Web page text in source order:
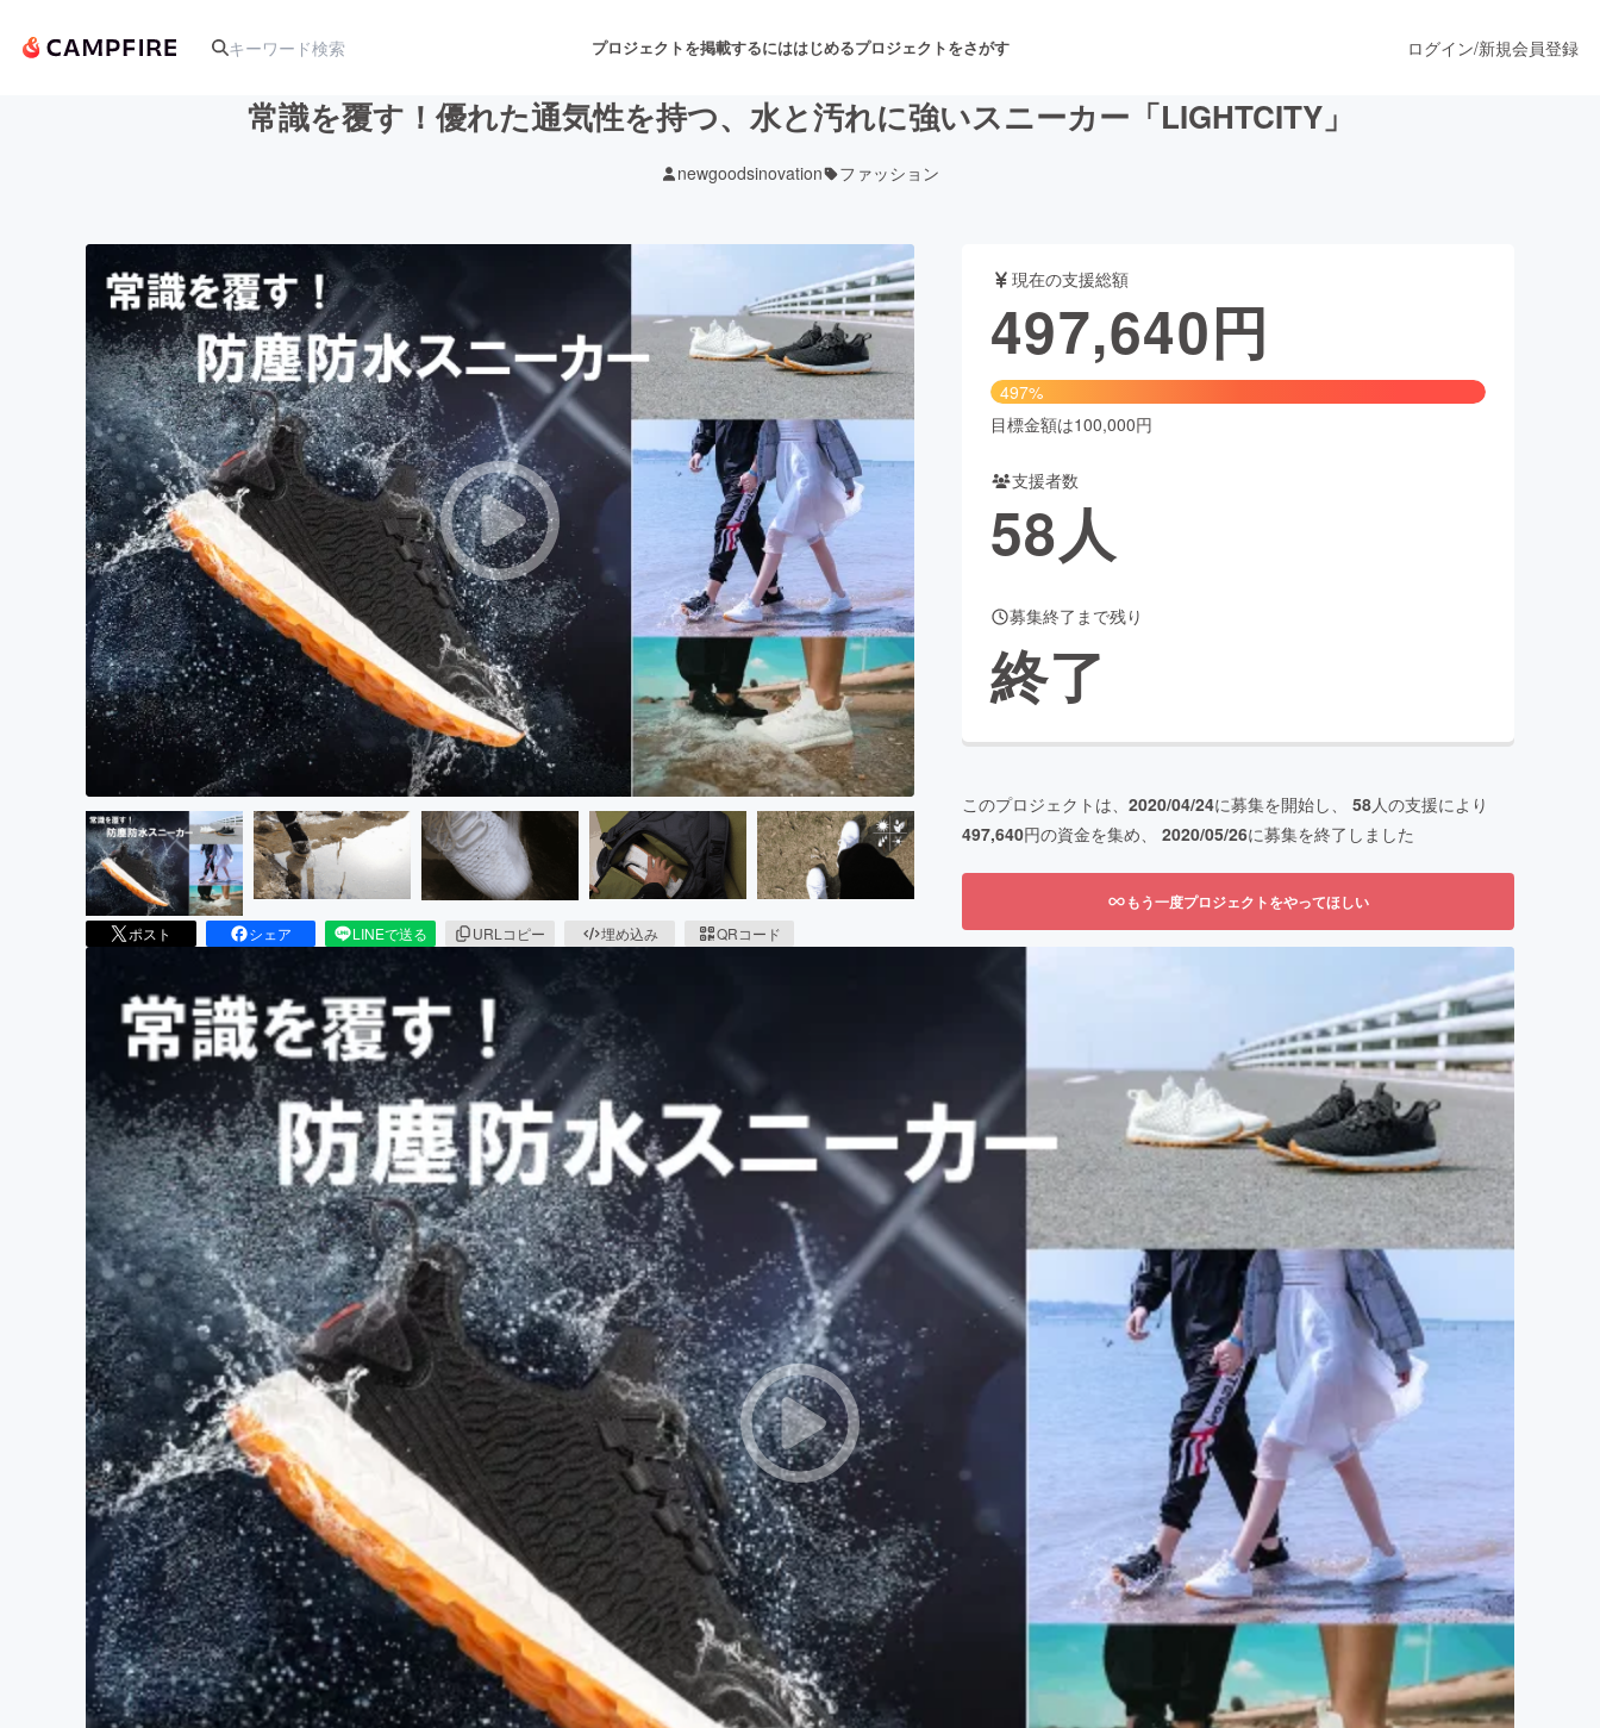
プロジェクトを掲載するにははじめるプロジェクトをさがす
アート・写真 舞台・パフォーマンス
テクノロジー・ガジェット ゲーム・サービス開発 ファッション
映像・映画 書籍・雑誌出版 アニメ・漫画
ビジネス・起業 チャレンジ ビューティー・ヘルスケア
まちづくり・地域活性化
CAMPFIRE for Social GoodCAMPFIRE Creation
CAMPFIREふるさと納税 machi-yaコミュニティ
ログイン/新規会員登録
常識を覆す！優れた通気性を持つ、水と汚れに強いスニーカー「LIGHTCITY」
newgoodsinovation ファッション
ポスト シェア LINEで送る URLコピー 埋め込み QRコード
現在の支援総額
497,640円
497%
目標金額は100,000円
支援者数
58人
募集終了まで残り
終了
このプロジェクトは、 2020/04/24に募集を開始し、 58人の支援により
497,640円の資金を集め、 2020/05/26に募集を終了しました
もう一度プロジェクトをやってほしい